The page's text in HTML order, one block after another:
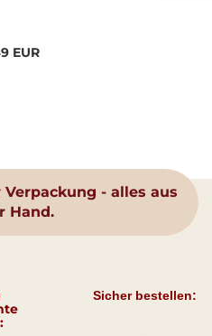
EUR
- alles aus
Hand.
Sicher bestellen: